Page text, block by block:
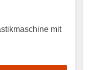
mit